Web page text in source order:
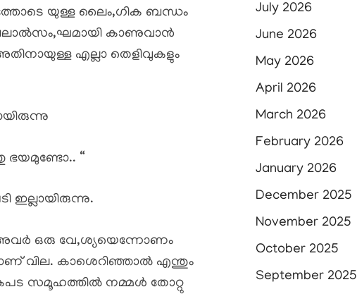
യുള്ള ലൈം,ഗിക ബന്ധം
ബലാൽസം,ഘമായി കാണുവാൻ
എല്ലാ തെളിവുകളും
ഭയമുണ്ടോ.. “
ഇല്ലായിരുന്നു.
ഒരു വേ,ശ്യയെന്നോണം
വില. കാശെറിഞ്ഞാൽ എന്തും
സമൂഹത്തിൽ നമ്മൾ തോറ്റു
July 2026
June 2026
May 2026
April 2026
March 2026
February 2026
January 2026
December 2025
November 2025
October 2025
September 2025